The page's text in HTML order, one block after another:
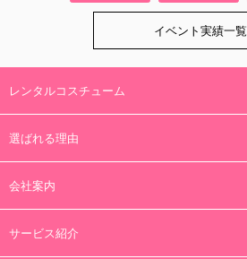
イベント実績一覧
レンタルコスチューム
選ばれる理由
会社案内
サービス紹介